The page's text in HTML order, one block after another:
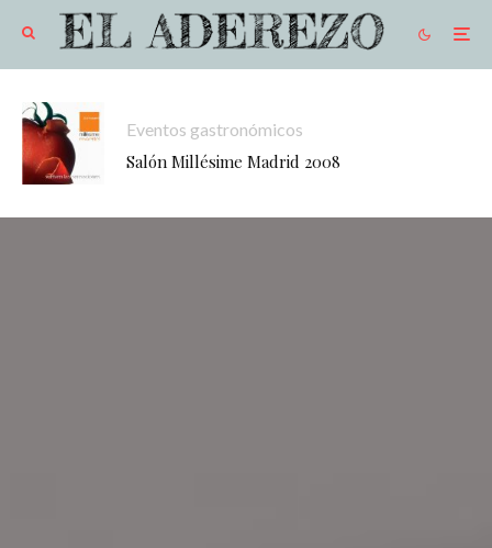
Eventos gastronómicos
Salón Millésime Madrid 2008